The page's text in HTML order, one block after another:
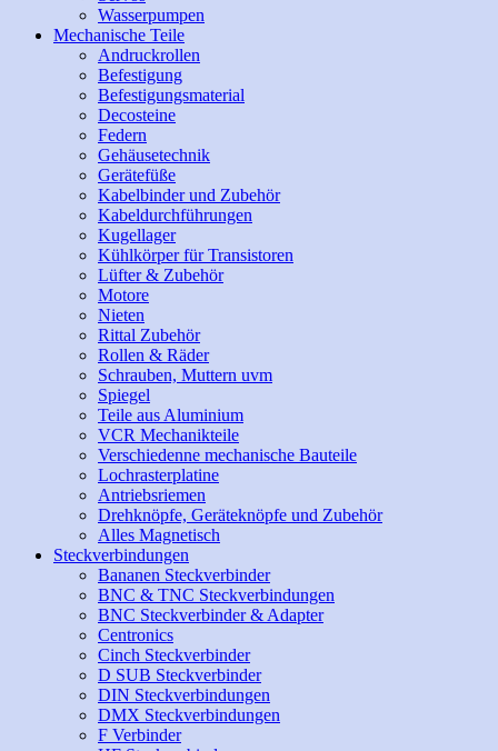
Wasserpumpen
Mechanische Teile
Andruckrollen
Befestigung
Befestigungsmaterial
Decosteine
Federn
Gehäusetechnik
Gerätefüße
Kabelbinder und Zubehör
Kabeldurchführungen
Kugellager
Kühlkörper für Transistoren
Lüfter & Zubehör
Motore
Nieten
Rittal Zubehör
Rollen & Räder
Schrauben, Muttern uvm
Spiegel
Teile aus Aluminium
VCR Mechanikteile
Verschiedenne mechanische Bauteile
Lochrasterplatine
Antriebsriemen
Drehknöpfe, Geräteknöpfe und Zubehör
Alles Magnetisch
Steckverbindungen
Bananen Steckverbinder
BNC & TNC Steckverbindungen
BNC Steckverbinder & Adapter
Centronics
Cinch Steckverbinder
D SUB Steckverbinder
DIN Steckverbindungen
DMX Steckverbindungen
F Verbinder